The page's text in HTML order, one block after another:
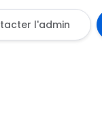
l'admin